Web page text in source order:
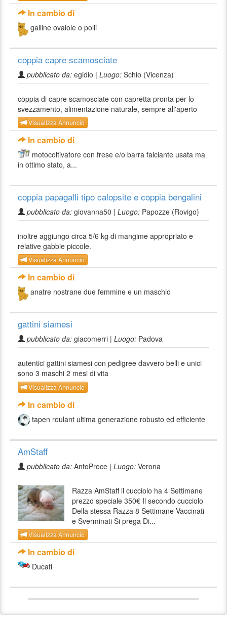
In cambio di
galline ovaiole o polli
coppia capre scamosciate
pubblicato da: egidio | Luogo: Schio (Vicenza)
coppia di capre scamosciate con capretta pronta per lo
svezzamento, alimentazione naturale, sempre all'aperto
Visualizza Annuncio
In cambio di
motocoltivatore con frese e/o barra falciante usata ma
in ottimo stato, a...
coppia papagalli tipo calopsite e coppia bengalini
pubblicato da: giovanna50 | Luogo: Papozze (Rovigo)
inoltre aggiungo circa 5/6 kg di mangime appropriato e
relative gabbie piccole.
Visualizza Annuncio
In cambio di
anatre nostrane due femmine e un maschio
gattini siamesi
pubblicato da: giacomerri | Luogo: Padova
autentici gattini siamesi con pedigree davvero belli e unici
sono 3 maschi 2 mesi di vita
Visualizza Annuncio
In cambio di
tapen roulant ultima generazione robusto ed efficiente
AmStaff
pubblicato da: AntoProce | Luogo: Verona
Razza AmStaff il cucciolo ha 4 Settimane
prezzo speciale 350€ Il secondo cucciolo
Della stessa Razza 8 Settimane Vaccinati
e Sverminati Si prega Di...
Visualizza Annuncio
In cambio di
Ducati